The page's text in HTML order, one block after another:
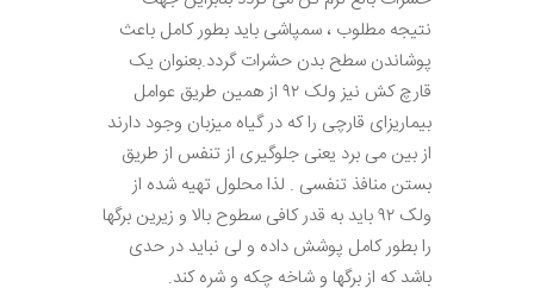
نتیجه مطلوب ، سمپاشی باید بطور کامل باعث
پوشاندن سطح بدن حشرات گردد.بعنوان یک
قارچ کش نیز ولک ۹۲ از همین طریق عوامل
بیماریزای قارچی را که در گیاه میزبان وجود دارند
از بین می برد یعنی جلوگیری از تنفس از طریق
بستن منافذ تنفسی . لذا محلول تهیه شده از
ولک ۹۲ باید به قدر کافی سطوح بالا و زیرین برگها
را بطور کامل پوشش داده و لی نباید در حدی
باشد که از برگها و شاخه چکه و شره کند.